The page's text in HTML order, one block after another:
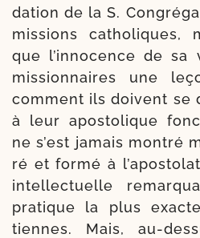
da­tion de la S.
mis­sions catho­liques,
que l’innocence de
mis­sion­naires une
com­ment ils doivent se
à leur apos­to­lique
ne s’est jamais mon­tré
ré et for­mé à
intel­lec­tuelle
pra­tique la plus
tiennes. Mais, au-​